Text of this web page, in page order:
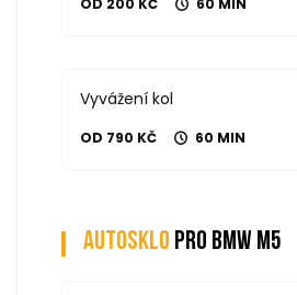
OD 200 KČ 60 MIN
Vyvážení kol
OD 790 KČ 60 MIN
Autosklo pro bmw m5